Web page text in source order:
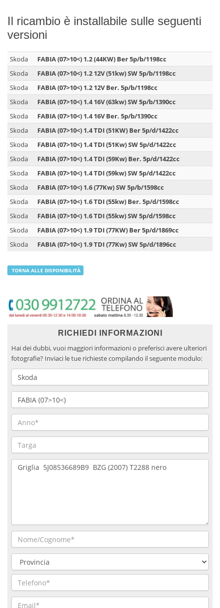
Il ricambio è installabile sulle seguenti
versioni
Skoda
FABIA (07>10<) 1.2 (44KW) Ber 5p/b/1198cc
Skoda
FABIA (07>10<) 1.2 12V (51kw) SW 5p/b/1198cc
Skoda
FABIA (07>10<) 1.2 12V Ber. 5p/b/1198cc
Skoda
FABIA (07>10<) 1.4 16V (63kw) SW 5p/b/1390cc
Skoda
FABIA (07>10<) 1.4 16V Ber. 5p/b/1390cc
Skoda
FABIA (07>10<) 1.4 TDI (51KW) Ber 5p/d/1422cc
Skoda
FABIA (07>10<) 1.4 TDI (51Kw) SW 5p/d/1422cc
Skoda
FABIA (07>10<) 1.4 TDI (59Kw) Ber. 5p/d/1422cc
Skoda
FABIA (07>10<) 1.4 TDI (59kw) SW 5p/d/1422cc
Skoda
FABIA (07>10<) 1.6 (77Kw) SW 5p/b/1598cc
Skoda
FABIA (07>10<) 1.6 TDI (55kw) Ber. 5p/d/1598cc
Skoda
FABIA (07>10<) 1.6 TDI (55kw) SW 5p/d/1598cc
Skoda
FABIA (07>10<) 1.9 TDI (77KW) Ber 5p/d/1869cc
Skoda
FABIA (07>10<) 1.9 TDI (77Kw) SW 5p/d/1896cc
TORNA ALLE DISPONIBILITÀ
RICHIEDI INFORMAZIONI
Hai dei dubbi, vuoi maggiori informazioni o preferisci avere ulteriori
fotografie? Inviaci le tue richieste compilando il seguente modulo: